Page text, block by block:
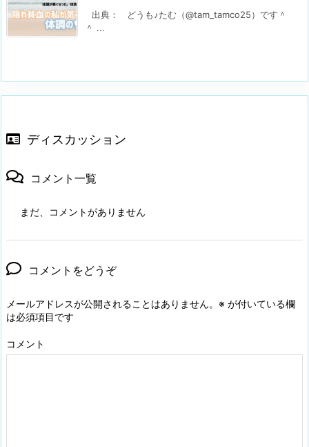
出典： どうも♪たむ（@tam_tamco25）です＾
＾ ...
ディスカッション
コメント一覧
まだ、コメントがありません
コメントをどうぞ
メールアドレスが公開されることはありません。 ※ が付いている欄
は必須項目です
コメント